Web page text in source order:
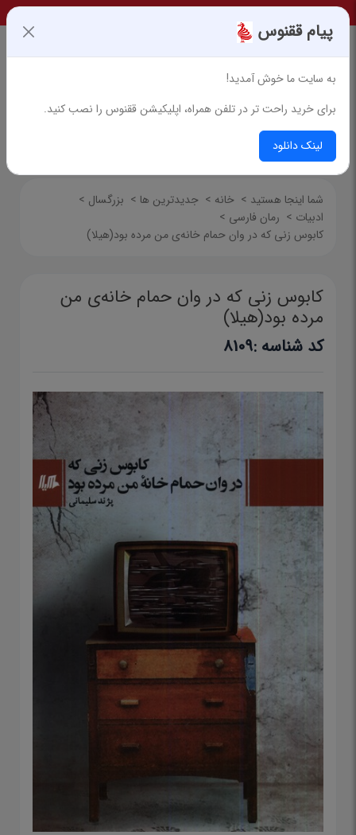
شما اینجا هستید > خانه > جدیدترین ها > بزرگسال >
ادبیات > رمان فارسی >
کابوس زنی که در وان حمام خانه‌ی من مرده بود(هیلا)
کابوس زنی که در وان حمام خانه‌ی من
مرده بود(هیلا)
کد شناسه :8109
پیام ققنوس
به سایت ما خوش آمدید!
برای خرید راحت تر در تلفن همراه، اپلیکیشن ققنوس را نصب کنید.
لینک دانلود